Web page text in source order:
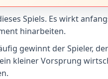
Spiels. Es wirkt
hinarbeiten.
gewinnt der Spieler,
kleiner Vorsprung